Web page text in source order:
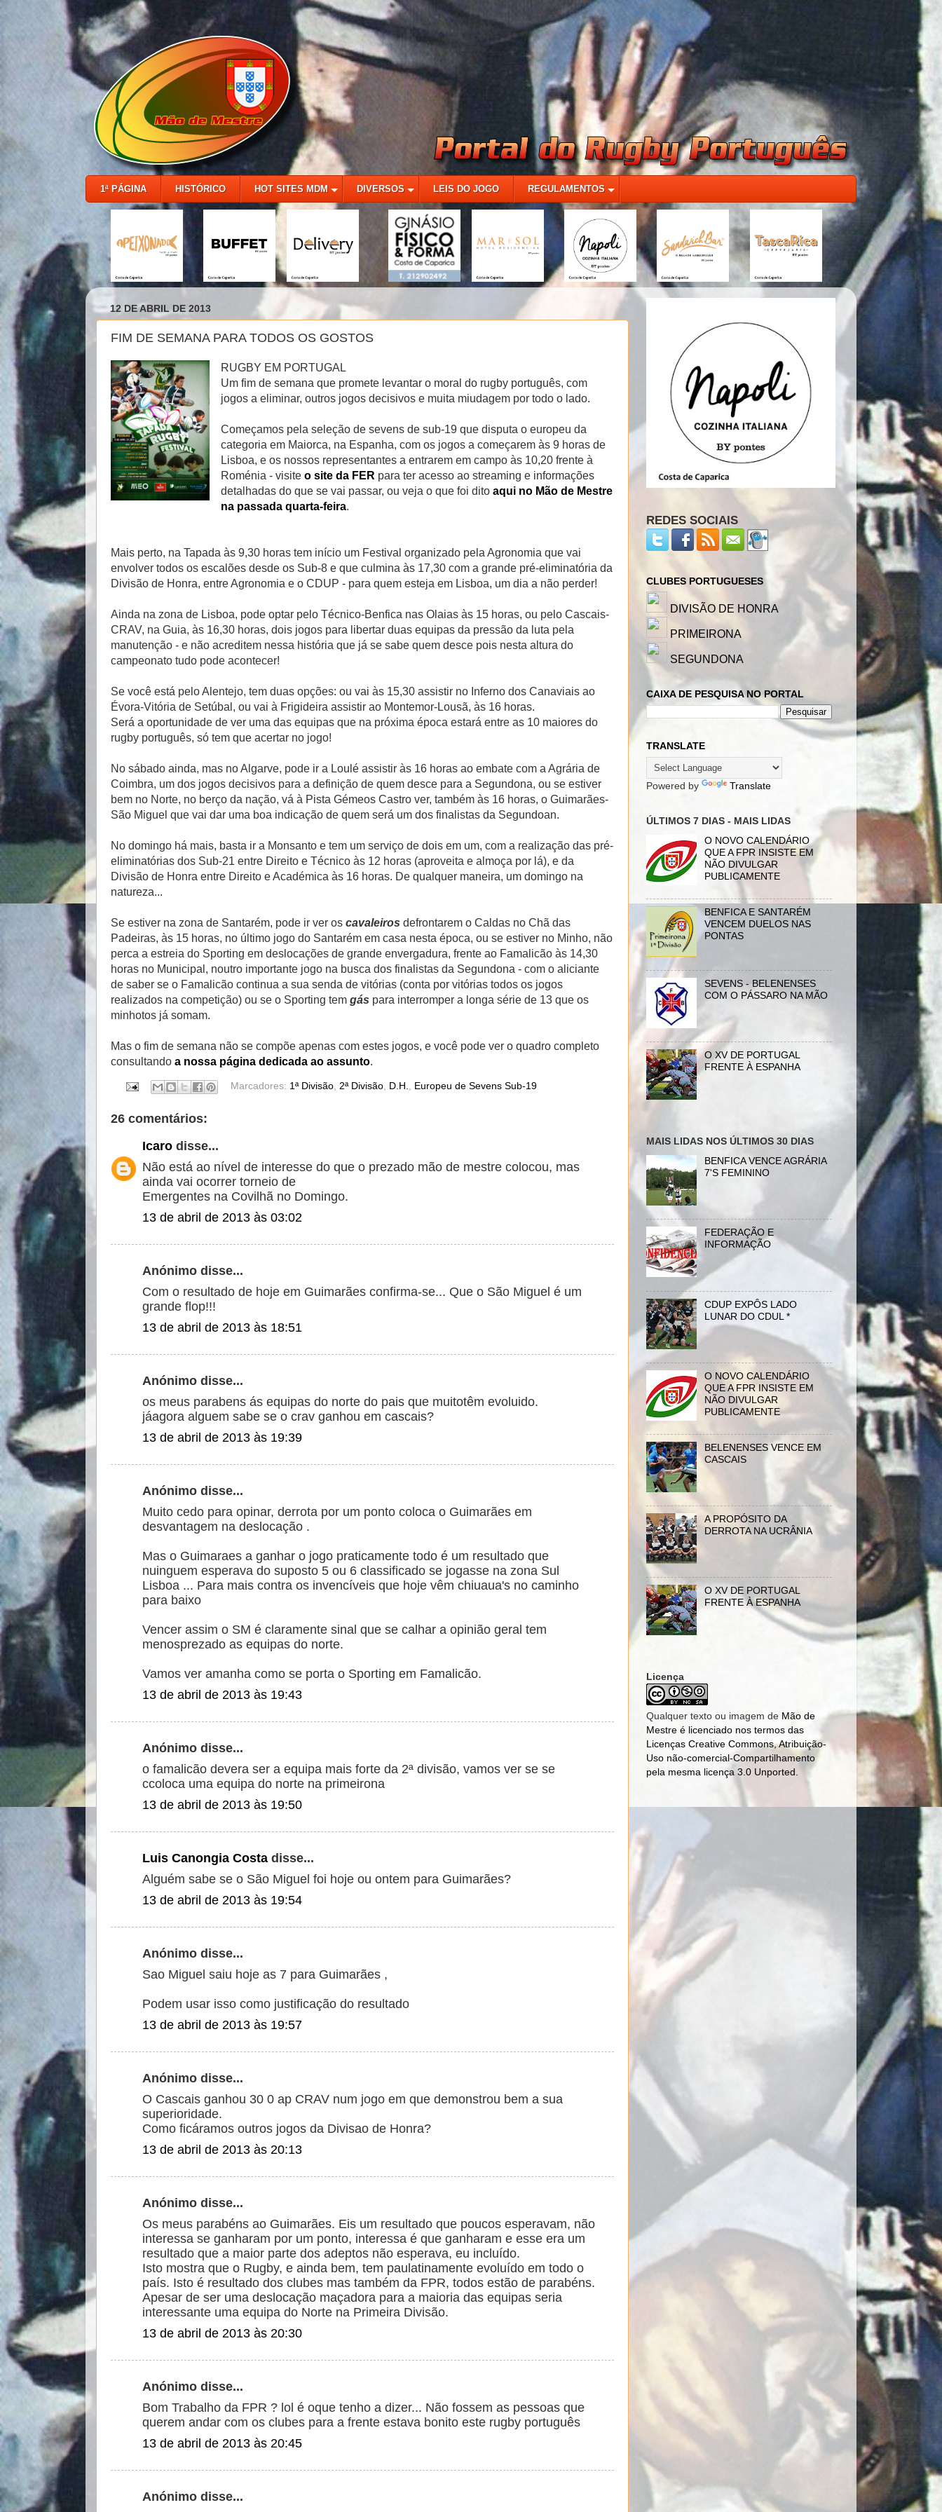
1ª PÁGINA HISTÓRICO HOT SITES MDM DIVERSOS LEIS DO JOGO REGULAMENTOS
12 DE ABRIL DE 2013
FIM DE SEMANA PARA TODOS OS GOSTOS
RUGBY EM PORTUGAL
Um fim de semana que promete levantar o moral do rugby português, com
jogos a eliminar, outros jogos decisivos e muita miudagem por todo o lado.
Começamos pela seleção de sevens de sub-19 que disputa o europeu da
categoria em Maiorca, na Espanha, com os jogos a começarem às 9 horas de
Lisboa, e os nossos representantes a entrarem em campo às 10,20 frente à
Roménia - visite o site da FER para ter acesso ao streaming e informações
detalhadas do que se vai passar, ou veja o que foi dito aqui no Mão de Mestre
na passada quarta-feira.
Mais perto, na Tapada às 9,30 horas tem início um Festival organizado pela Agronomia que vai
envolver todos os escalões desde os Sub-8 e que culmina às 17,30 com a grande pré-eliminatória da
Divisão de Honra, entre Agronomia e o CDUP - para quem esteja em Lisboa, um dia a não perder!
Ainda na zona de Lisboa, pode optar pelo Técnico-Benfica nas Olaias às 15 horas, ou pelo Cascais-
CRAV, na Guia, às 16,30 horas, dois jogos para libertar duas equipas da pressão da luta pela
manutenção - e não acreditem nessa história que já se sabe quem desce pois nesta altura do
campeonato tudo pode acontecer!
Se você está pelo Alentejo, tem duas opções: ou vai às 15,30 assistir no Inferno dos Canaviais ao
Évora-Vitória de Setúbal, ou vai à Frigideira assistir ao Montemor-Lousã, às 16 horas.
Será a oportunidade de ver uma das equipas que na próxima época estará entre as 10 maiores do
rugby português, só tem que acertar no jogo!
No sábado ainda, mas no Algarve, pode ir a Loulé assistir às 16 horas ao embate com a Agrária de
Coimbra, um dos jogos decisivos para a definição de quem desce para a Segundona, ou se estiver
bem no Norte, no berço da nação, vá à Pista Gémeos Castro ver, também às 16 horas, o Guimarães-
São Miguel que vai dar uma boa indicação de quem será um dos finalistas da Segundoan.
No domingo há mais, basta ir a Monsanto e tem um serviço de dois em um, com a realização das pré-
eliminatórias dos Sub-21 entre Direito e Técnico às 12 horas (aproveita e almoça por lá), e da
Divisão de Honra entre Direito e Académica às 16 horas. De qualquer maneira, um domingo na
natureza...
Se estiver na zona de Santarém, pode ir ver os cavaleiros defrontarem o Caldas no Chã das
Padeiras, às 15 horas, no último jogo do Santarém em casa nesta época, ou se estiver no Minho, não
perca a estreia do Sporting em deslocações de grande envergadura, frente ao Famalicão às 14,30
horas no Municipal, noutro importante jogo na busca dos finalistas da Segundona - com o aliciante
de saber se o Famalicão continua a sua senda de vitórias (conta por vitórias todos os jogos
realizados na competição) ou se o Sporting tem gás para interromper a longa série de 13 que os
minhotos já somam.
Mas o fim de semana não se compõe apenas com estes jogos, e você pode ver o quadro completo
consultando a nossa página dedicada ao assunto.
Marcadores: 1ª Divisão,2ª Divisão, D.H., Europeu de Sevens Sub-19
26 comentários:
Icaro disse...
Não está ao nível de interesse do que o prezado mão de mestre colocou, mas
ainda vai ocorrer torneio de
Emergentes na Covilhã no Domingo.
13 de abril de 2013 às 03:02
Anónimo disse...
Com o resultado de hoje em Guimarães confirma-se... Que o São Miguel é um
grande flop!!!
13 de abril de 2013 às 18:51
Anónimo disse...
os meus parabens ás equipas do norte do pais que muitotêm evoluido.
jáagora alguem sabe se o crav ganhou em cascais?
13 de abril de 2013 às 19:39
Anónimo disse...
Muito cedo para opinar, derrota por um ponto coloca o Guimarães em
desvantagem na deslocação .
Mas o Guimaraes a ganhar o jogo praticamente todo é um resultado que
nuinguem esperava do suposto 5 ou 6 classificado se jogasse na zona Sul
Lisboa ... Para mais contra os invencíveis que hoje vêm chiuaua's no caminho
para baixo
Vencer assim o SM é claramente sinal que se calhar a opinião geral tem
menosprezado as equipas do norte.
Vamos ver amanha como se porta o Sporting em Famalicão.
13 de abril de 2013 às 19:43
Anónimo disse...
o famalicão devera ser a equipa mais forte da 2ª divisão, vamos ver se se
ccoloca uma equipa do norte na primeirona
13 de abril de 2013 às 19:50
Luis Canongia Costa disse...
Alguém sabe se o São Miguel foi hoje ou ontem para Guimarães?
13 de abril de 2013 às 19:54
Anónimo disse...
Sao Miguel saiu hoje as 7 para Guimarães ,
Podem usar isso como justificação do resultado
13 de abril de 2013 às 19:57
Anónimo disse...
O Cascais ganhou 30 0 ap CRAV num jogo em que demonstrou bem a sua
superioridade.
Como ficáramos outros jogos da Divisao de Honra?
13 de abril de 2013 às 20:13
Anónimo disse...
Os meus parabéns ao Guimarães. Eis um resultado que poucos esperavam, não
interessa se ganharam por um ponto, interessa é que ganharam e esse era um
resultado que a maior parte dos adeptos não esperava, eu incluído.
Isto mostra que o Rugby, e ainda bem, tem paulatinamente evoluído em todo o
país. Isto é resultado dos clubes mas também da FPR, todos estão de parabéns.
Apesar de ser uma deslocação maçadora para a maioria das equipas seria
interessante uma equipa do Norte na Primeira Divisão.
13 de abril de 2013 às 20:30
Anónimo disse...
Bom Trabalho da FPR ? lol é oque tenho a dizer... Não fossem as pessoas que
querem andar com os clubes para a frente estava bonito este rugby português
13 de abril de 2013 às 20:45
Anónimo disse...
REDES SOCIAIS
CLUBES PORTUGUESES
DIVISÃO DE HONRA
PRIMEIRONA
SEGUNDONA
CAIXA DE PESQUISA NO PORTAL
TRANSLATE
Powered by Translate
ÚLTIMOS 7 DIAS - MAIS LIDAS
O NOVO CALENDÁRIO
QUE A FPR INSISTE EM
NÃO DIVULGAR
PUBLICAMENTE
BENFICA E SANTARÉM
VENCEM DUELOS NAS
PONTAS
SEVENS - BELENENSES
COM O PÁSSARO NA MÃO
O XV DE PORTUGAL
FRENTE À ESPANHA
MAIS LIDAS NOS ÚLTIMOS 30 DIAS
BENFICA VENCE AGRÁRIA
7'S FEMININO
FEDERAÇÃO E
INFORMAÇÃO
CDUP EXPÔS LADO
LUNAR DO CDUL *
O NOVO CALENDÁRIO
QUE A FPR INSISTE EM
NÃO DIVULGAR
PUBLICAMENTE
BELENENSES VENCE EM
CASCAIS
A PROPÓSITO DA
DERROTA NA UCRÂNIA
O XV DE PORTUGAL
FRENTE À ESPANHA
Licença
Qualquer texto ou imagem de Mão de
Mestre é licenciado nos termos das
Licenças Creative Commons, Atribuição-
Uso não-comercial-Compartilhamento
pela mesma licença 3.0 Unported.